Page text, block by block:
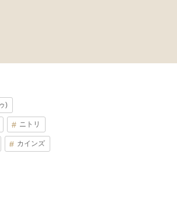
)
ニトリ
カインズ